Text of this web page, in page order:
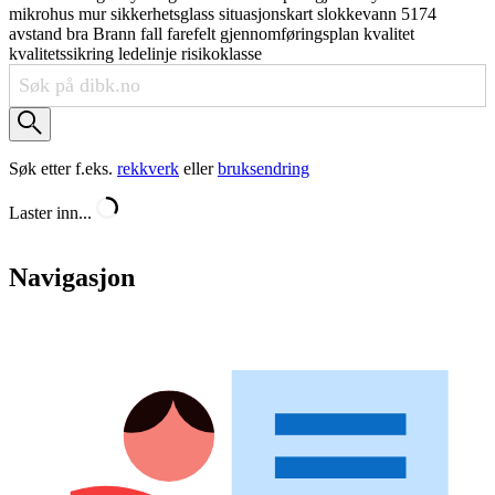
mikrohus mursikkerhetsglass situasjonskart slokkevann 5174
avstand bra Brann fall farefelt gjennomføringsplan kvalitet
kvalitetssikring ledelinje risikoklasse
Søk etter f.eks. rekkverk ellerbruksendring
Laster inn...
Navigasjon